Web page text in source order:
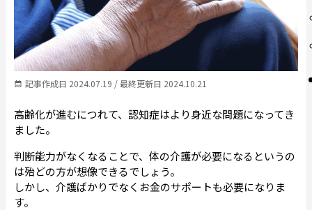
記事作成日 2024.07.19 / 最終更新日 2024.10.21
高齢化が進むにつれて、認知症はより身近な問題になってき
ました。
判断能力がなくなることで、体の介護が必要になるというの
は殆どの方が想像できるでしょう。
しかし、介護ばかりでなくお金のサポートも必要になりま
す。